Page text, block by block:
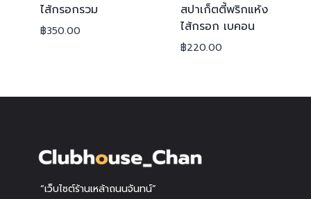
ไส้กรอกรวม
฿350.00
สปาเก็ตตี้พริกแห้ง
ไส้กรอก เบคอน
฿220.00
“เว็บไซต์ร้านเหล้าถนนจันทน์”